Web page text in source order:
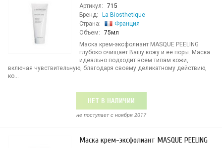
Артикул:
715
Бренд:
La Biosthetique
Страна:
Франция
Объем:
75мл
Маска крем-эксфолиант MASQUE PEELING
глубоко очищает Вашу кожу и ее поры. Маска
идеально подходит всем типам кожи,
включая чувствительную, благодаря своему деликатному действию,
ко...
НЕТ В НАЛИЧИИ
не поступает c ноября 2017
Маска крем-эксфолиант MASQUE PEELING